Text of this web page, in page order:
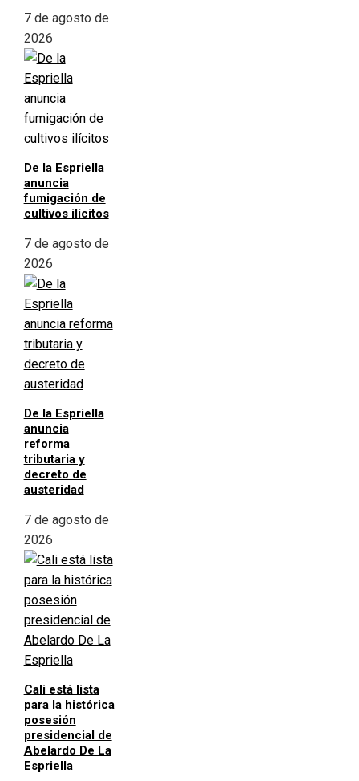
7 de agosto de
2026
De la Espriella
anuncia
fumigación de
cultivos ilícitos
7 de agosto de
2026
De la Espriella
anuncia
reforma
tributaria y
decreto de
austeridad
7 de agosto de
2026
Cali está lista
para la histórica
posesión
presidencial de
Abelardo De La
Espriella